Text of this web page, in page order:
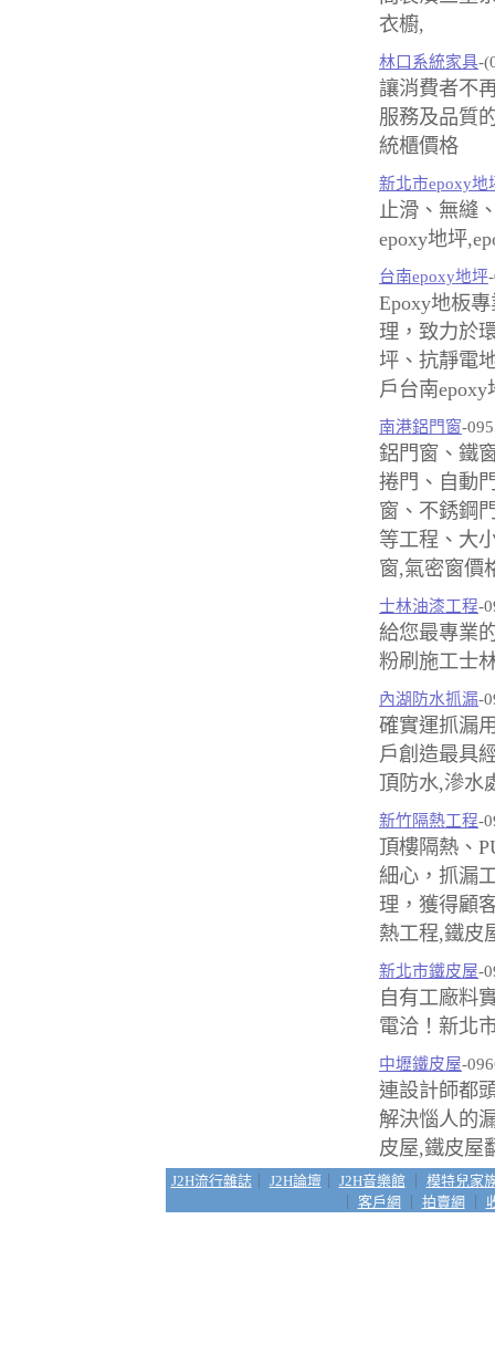
衣櫥,
林口系統家具-
讓消費者不
服務及品質
統櫃價格
新北市epoxy地
止滑、無縫
epoxy地坪
台南epoxy地坪
Epoxy地板
理，致力於
坪、抗靜電
戶台南
南港鋁門窗-
鋁門窗、鐵
捲門、自動
窗、不銹鋼
等工程、大
窗,氣密窗價
士林油漆工程-
給您最專業
粉刷施工士
內湖防水抓漏-
確實運抓漏
戶創造最具
頂防水,滲水
新竹隔熱工程-
頂樓隔熱、
細心，抓漏
理，獲得顧
熱工程,鐵皮
新北市鐵皮屋-
自有工廠料
電洽！新北
中壢鐵皮屋-
連設計師都
解決惱人的
皮屋,鐵皮屋
J2H流行雜誌｜ J2H論壇｜ J2H音樂館｜ 模特兒家
客戶網 拍賣網